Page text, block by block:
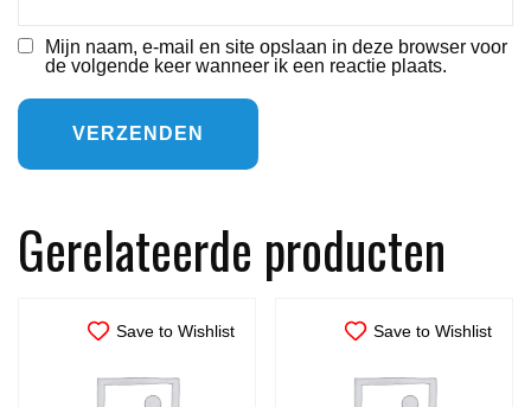
Mijn naam, e-mail en site opslaan in deze browser voor
de volgende keer wanneer ik een reactie plaats.
Gerelateerde producten
Save to Wishlist Save to Wishlist